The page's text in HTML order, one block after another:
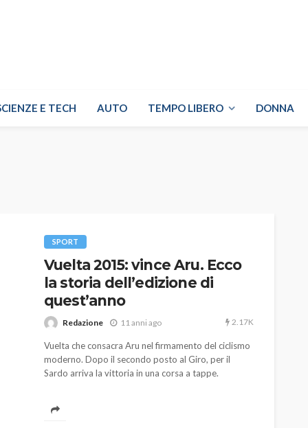
E TECH AUTO TEMPO LIBERO DONNA
SPORT
Vuelta 2015: vince Aru. Ecco
la storia dell’edizione di
quest’anno
Redazione 11 anni ago 2.17K
Vuelta che consacra Aru nel firmamento del ciclismo
moderno. Dopo il secondo posto al Giro, per il
Sardo arriva la vittoria in una corsa a tappe.